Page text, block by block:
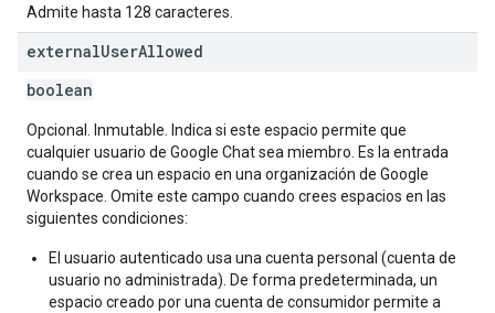
Admite hasta 128 caracteres.
externalUserAllowed
boolean
Opcional. Inmutable. Indica si este espacio permite que
cualquier usuario de Google Chat sea miembro. Es la entrada
cuando se crea un espacio en una organización de Google
Workspace. Omite este campo cuando crees espacios en las
siguientes condiciones:
El usuario autenticado usa una cuenta personal (cuenta de
usuario no administrada). De forma predeterminada, un
espacio creado por una cuenta de consumidor permite a